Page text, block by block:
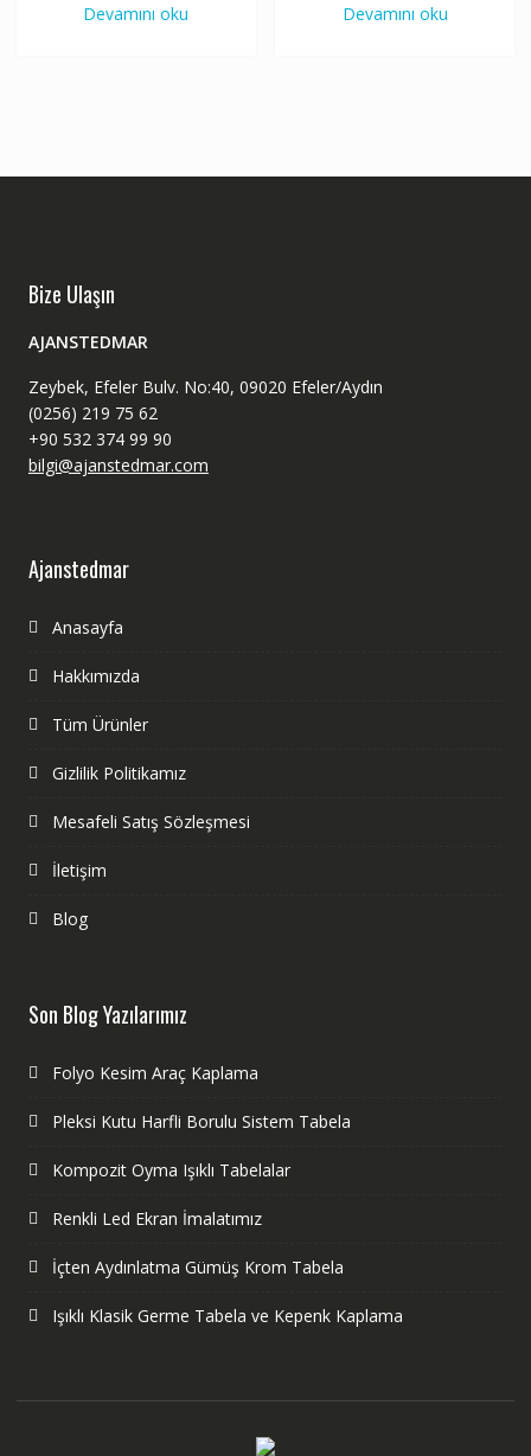
Devamını oku Devamını oku
Bize Ulaşın
AJANSTEDMAR
Zeybek, Efeler Bulv. No:40, 09020 Efeler/Aydın
(0256) 219 75 62
+90 532 374 99 90
bilgi@ajanstedmar.com
Ajanstedmar
Anasayfa
Hakkımızda
Tüm Ürünler
Gizlilik Politikamız
Mesafeli Satış Sözleşmesi
İletişim
Blog
Son Blog Yazılarımız
Folyo Kesim Araç Kaplama
Pleksi Kutu Harfli Borulu Sistem Tabela
Kompozit Oyma Işıklı Tabelalar
Renkli Led Ekran İmalatımız
İçten Aydınlatma Gümüş Krom Tabela
Işıklı Klasik Germe Tabela ve Kepenk Kaplama